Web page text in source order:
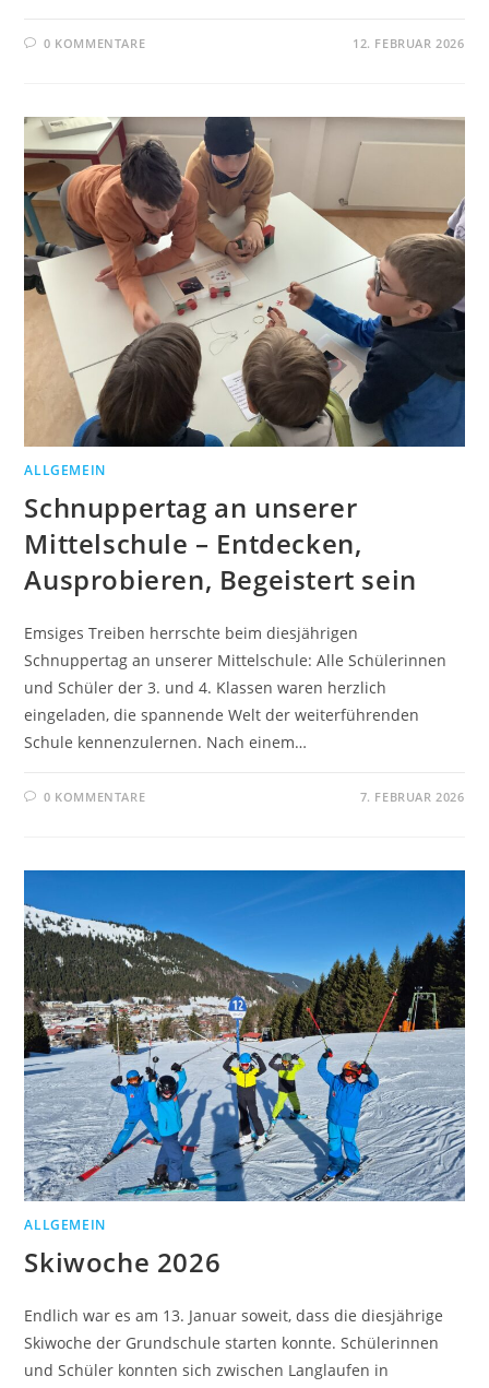
0 KOMMENTARE 12. FEBRUAR 2026
ALLGEMEIN
Schnuppertag an unserer
Mittelschule – Entdecken,
Ausprobieren, Begeistert sein
Emsiges Treiben herrschte beim diesjährigen
Schnuppertag an unserer Mittelschule: Alle Schülerinnen
und Schüler der 3. und 4. Klassen waren herzlich
eingeladen, die spannende Welt der weiterführenden
Schule kennenzulernen. Nach einem…
0 KOMMENTARE 7. FEBRUAR 2026
ALLGEMEIN
Skiwoche 2026
Endlich war es am 13. Januar soweit, dass die diesjährige
Skiwoche der Grundschule starten konnte. Schülerinnen
und Schüler konnten sich zwischen Langlaufen in